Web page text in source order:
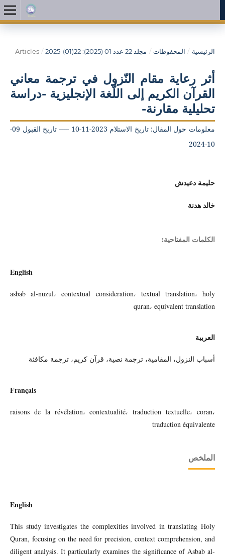
الرئيسية / المحفوظات / مجلد 22 عدد 01 (2025): 22(01)-2025 /
Articles
أثر رعاية مقام النّزول في ترجمة معاني
القرآن الكريم إلى اللّغة الإنجليزية -دراسة
تحليلية مقارنة-
معلومات حول المقال: تاريخ الاستلام 2023-11-10 ----- تاريخ القبول 09-
10-2024
حليمة دعيدش
خالد هدنة
الكلمات المفتاحية:
English
asbab al-nuzul، contextual consideration، textual translation، holy
quran، equivalent translation
العربية
أسباب النزول، المقامية، ترجمة نصية، قرآن كريم، ترجمة مكافئة
Français
raisons de la révélation، contextualité، traduction textuelle، coran،
traduction équivalente
الملخص
English
This study investigates the complexities involved in translating Holy
Quran, focusing on the need for precision, context comprehension, and
diligent analysis. It particularly examines the significance of Asbab al-